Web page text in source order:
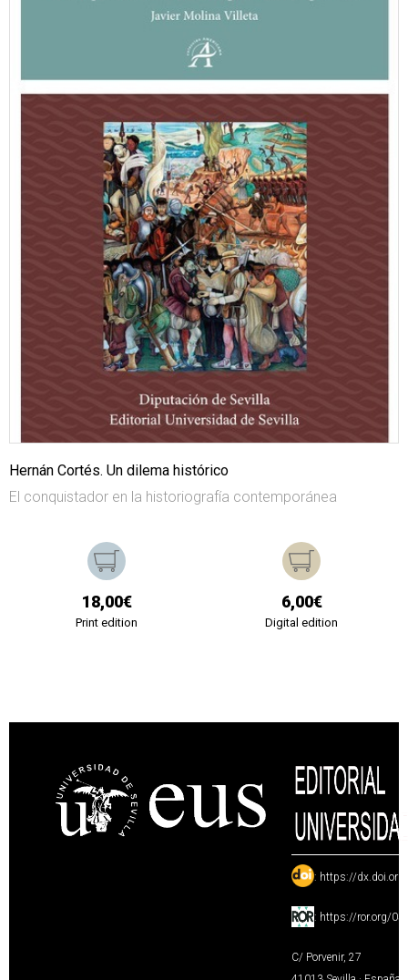
Hernán Cortés. Un dilema histórico
El conquistador en la historiografía contemporánea
18,00€
Print edition
6,00€
Digital edition
: https://
: https://ror.org/
C/ Porvenir, 27